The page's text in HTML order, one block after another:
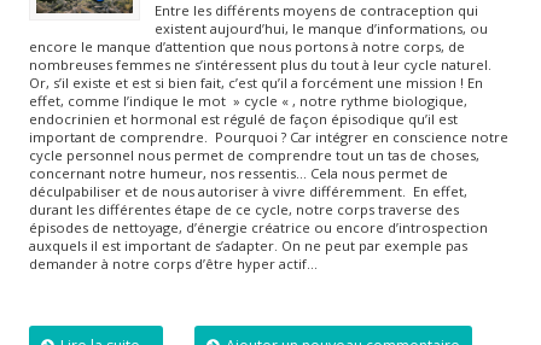
Entre les différents moyens de contraception qui
existent aujourd’hui, le manque d’informations, ou
encore le manque d’attention que nous portons à notre corps, de
nombreuses femmes ne s’intéressent plus du tout à leur cycle naturel.
Or, s’il existe et est si bien fait, c’est qu’il a forcément une mission ! En
effet, comme l’indique le mot » cycle « , notre rythme biologique,
endocrinien et hormonal est régulé de façon épisodique qu’il est
important de comprendre. Pourquoi ? Car intégrer en conscience notre
cycle personnel nous permet de comprendre tout un tas de choses,
concernant notre humeur, nos ressentis… Cela nous permet de
déculpabiliser et de nous autoriser à vivre différemment. En effet,
durant les différentes étape de ce cycle, notre corps traverse des
épisodes de nettoyage, d’énergie créatrice ou encore d’introspection
auxquels il est important de s’adapter. On ne peut par exemple pas
demander à notre corps d’être hyper actif…